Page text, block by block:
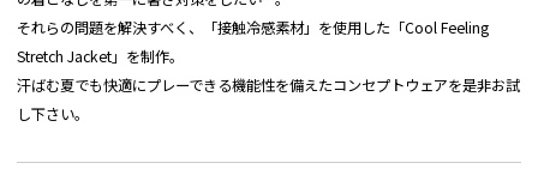
それらの問題を解決すべく、「接触冷感素材」を使用した「Cool Feeling
Stretch Jacket」を制作。
汗ばむ夏でも快適にプレーできる機能性を備えたコンセプトウェアを是非お試
し下さい。